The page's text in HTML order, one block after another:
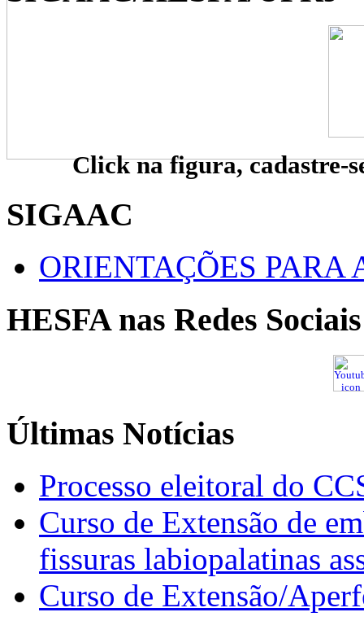
Click na figura, cadastre-
SIGAAC
ORIENTAÇÕES PARA
HESFA nas Redes Sociais
Últimas Notícias
Processo eleitoral do
Curso de Extensão de
fissuras labiopalatinas
Curso de Extensão/